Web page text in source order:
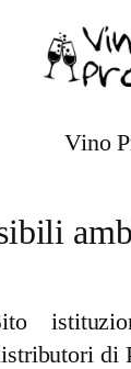
Vino
di